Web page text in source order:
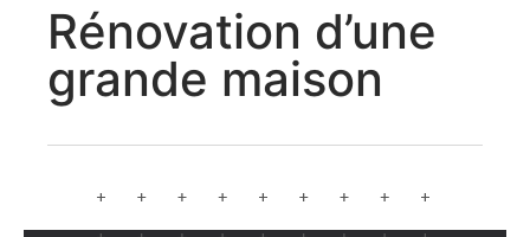
Rénovation d’une
grande maison